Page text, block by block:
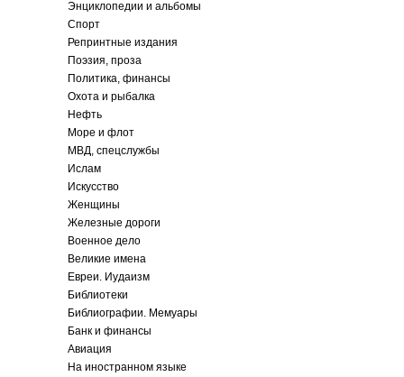
Энциклопедии и альбомы
Спорт
Репринтные издания
Поэзия, проза
Политика, финансы
Охота и рыбалка
Нефть
Море и флот
МВД, спецслужбы
Ислам
Искусство
Женщины
Железные дороги
Военное дело
Великие имена
Евреи. Иудаизм
Библиотеки
Библиографии. Мемуары
Банк и финансы
Авиация
На иностранном языке